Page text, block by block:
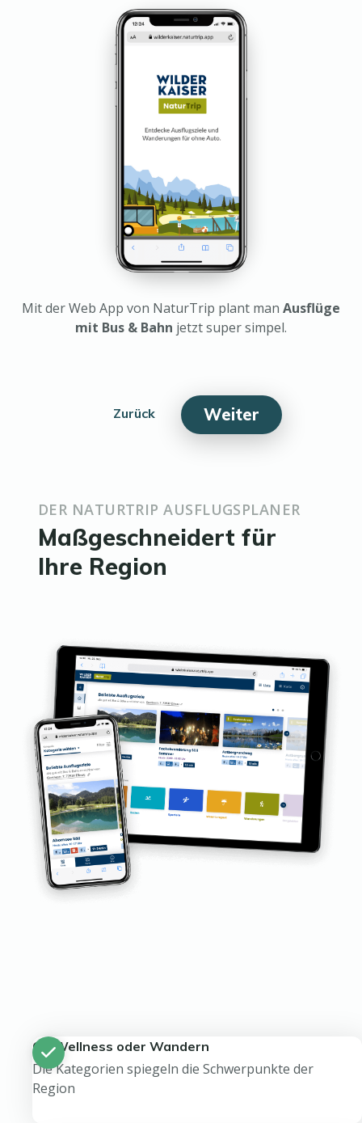
Mit der Web App von NaturTrip plant man Ausflüge
mit Bus & Bahn jetzt super simpel.
Zurück Weiter
DER NATURTRIP AUSFLUGSPLANER
Maßgeschneidert für
Ihre Region
Ob Wellness oder Wandern
Die Kategorien spiegeln die Schwerpunkte der
Region